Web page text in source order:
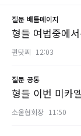
질문 배틀메이지
형들 여법중에
퀸탓찌 12:03
질문 공통
형들 이번 미카
소울협회장 11:50